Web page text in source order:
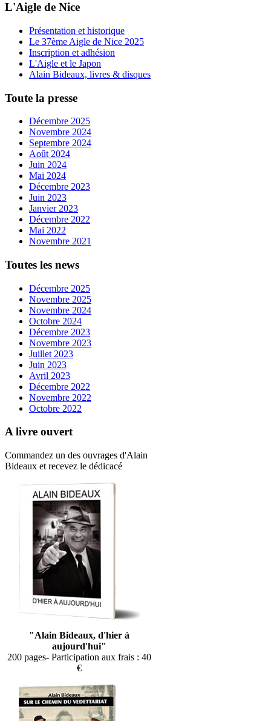
L'Aigle de Nice
Présentation et historique
Le 37ème Aigle de Nice 2025
Inscription et adhésion
L'Aigle et le Japon
Alain Bideaux, livres & disques
Toute la presse
Décembre 2025
Novembre 2024
Septembre 2024
Août 2024
Juin 2024
Mai 2024
Décembre 2023
Juin 2023
Janvier 2023
Décembre 2022
Mai 2022
Novembre 2021
Toutes les news
Décembre 2025
Novembre 2025
Novembre 2024
Octobre 2024
Décembre 2023
Novembre 2023
Juillet 2023
Juin 2023
Avril 2023
Décembre 2022
Novembre 2022
Octobre 2022
A livre ouvert
Commandez un des ouvrages d'Alain
Bideaux et recevez le dédicacé
"Alain Bideaux, d'hier à
aujourd'hui"
200 pages- Participation aux frais : 40
€